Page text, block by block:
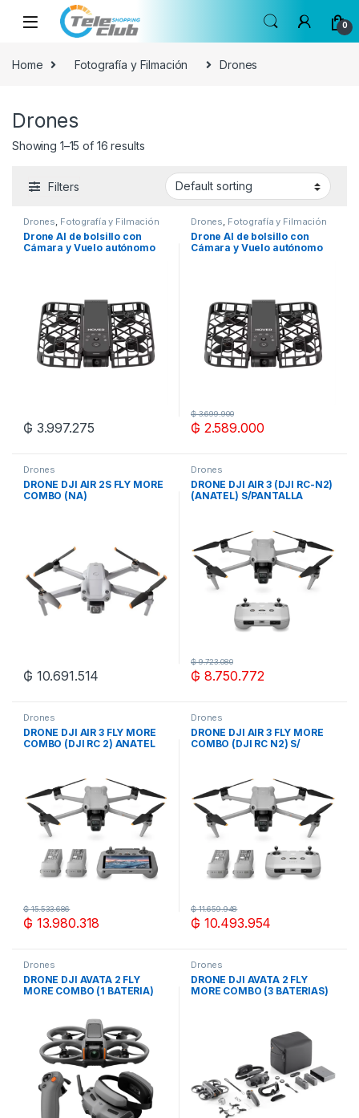
Skip to navigation
Skip to content
0
Home Fotografía y Filmación Drones
Drones
Showing 1–15 of 16 results
Filters
Drones, Fotografía y Filmación
Drone AI de bolsillo con
Cámara y Vuelo autónomo
₲ 3.997.275
Drones, Fotografía y Filmación
Drone AI de bolsillo con
Cámara y Vuelo autónomo
₲ 2.589.000
₲3.699.900
Drones
DRONE DJI AIR 2S FLY MORE
COMBO (NA)
₲ 10.691.514
Drones
DRONE DJI AIR 3 (DJI RC-N2)
(ANATEL) S/PANTALLA
₲ 8.750.772
₲9.723.080
Drones
DRONE DJI AIR 3 FLY MORE
COMBO (DJI RC 2) ANATEL
₲ 13.980.318
₲15.533.686
Drones
DRONE DJI AIR 3 FLY MORE
COMBO (DJI RC N2) S/
₲ 10.493.954
₲11.659.948
Drones
DRONE DJI AVATA 2 FLY
MORE COMBO (1 BATERIA)
Drones
DRONE DJI AVATA 2 FLY
MORE COMBO (3 BATERIAS)